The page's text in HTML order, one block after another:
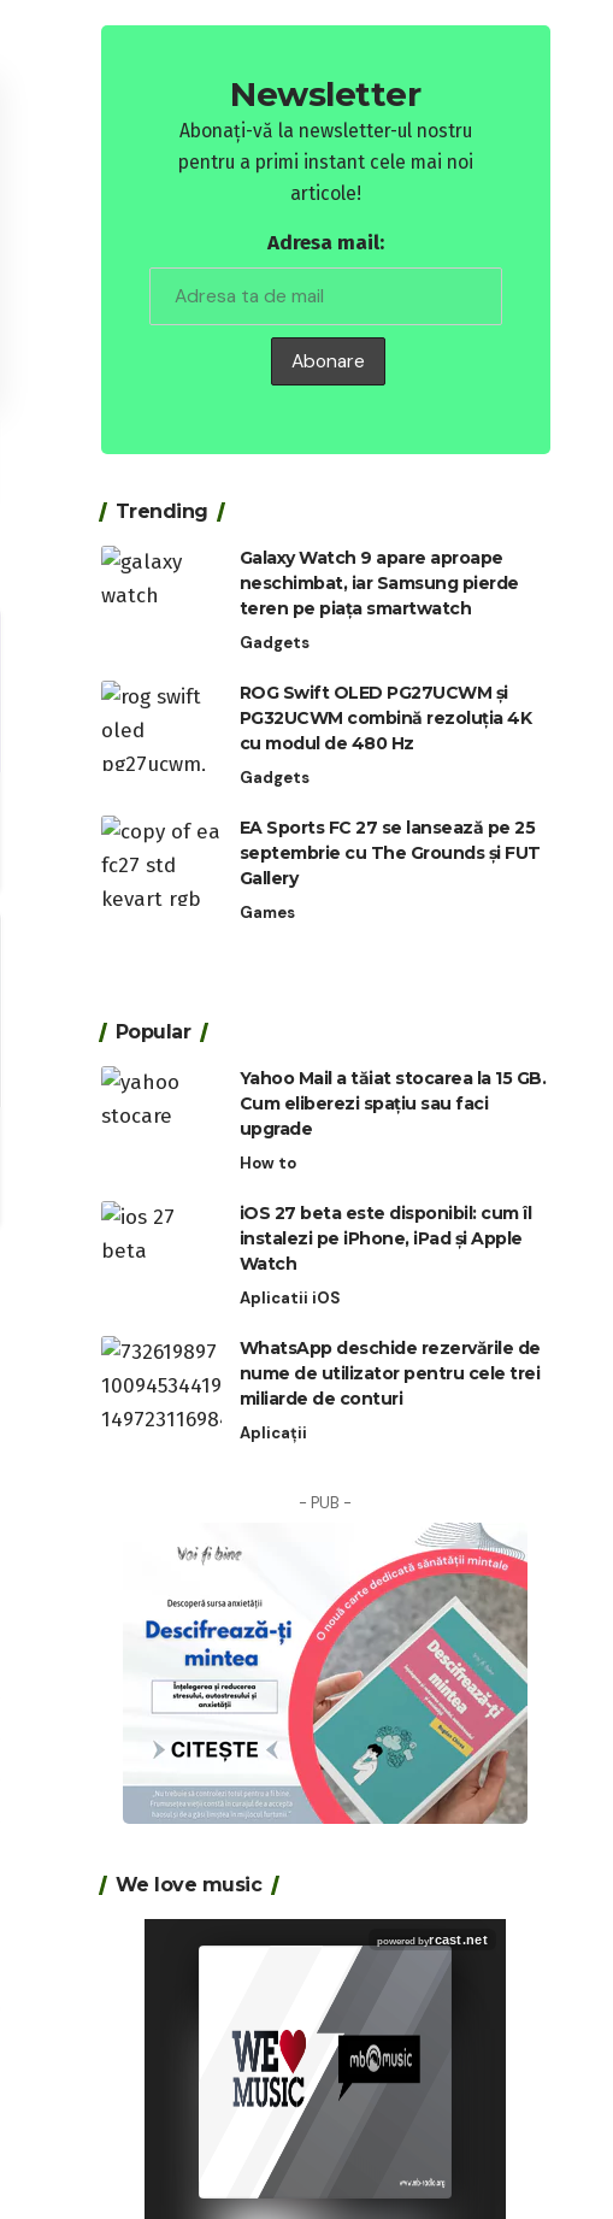
Newsletter
Abonați-vă la newsletter-ul nostru
pentru a primi instant cele mai noi
articole!
Adresa mail:
Trending
Galaxy Watch 9 apare aproape
neschimbat, iar Samsung pierde
teren pe piața smartwatch
Gadgets
ROG Swift OLED PG27UCWM și
PG32UCWM combină rezoluția 4K
cu modul de 480 Hz
Gadgets
EA Sports FC 27 se lansează pe 25
septembrie cu The Grounds și FUT
Gallery
Games
Popular
Yahoo Mail a tăiat stocarea la 15 GB.
Cum eliberezi spațiu sau faci
upgrade
How to
iOS 27 beta este disponibil: cum îl
instalezi pe iPhone, iPad și Apple
Watch
Aplicatii iOS
WhatsApp deschide rezervările de
nume de utilizator pentru cele trei
miliarde de conturi
Aplicații
- PUB -
We love music